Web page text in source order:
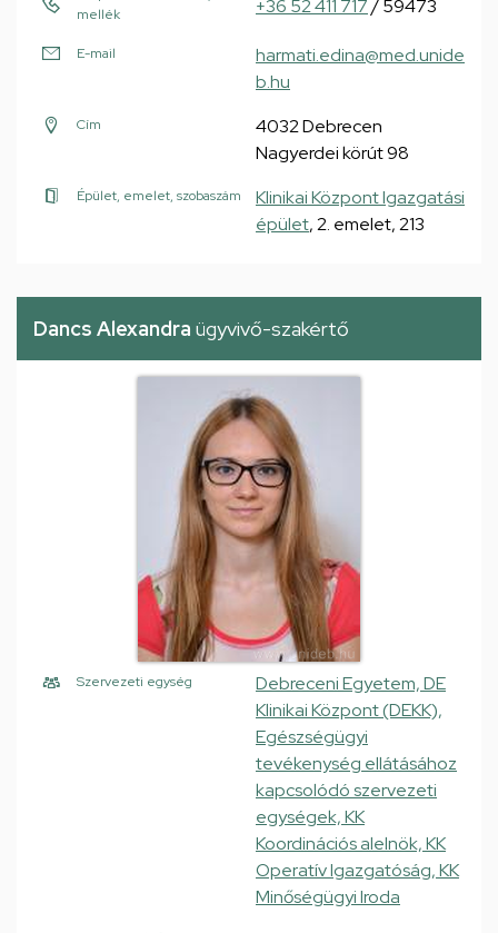
mellék
+36 52 411 717/ 59473
E-mail
harmati.edina@med.unide
b.hu
Cím
4032 Debrecen
Nagyerdei körút 98
Épület, emelet, szobaszám
Klinikai Központ Igazgatási
épület, 2. emelet, 213
Dancs Alexandra ügyvivő-szakértő
Szervezeti egység
Debreceni Egyetem, DE
Klinikai Központ (DEKK),
Egészségügyi
tevékenység ellátásához
kapcsolódó szervezeti
egységek, KK
Koordinációs alelnök, KK
Operatív Igazgatóság, KK
Minőségügyi Iroda